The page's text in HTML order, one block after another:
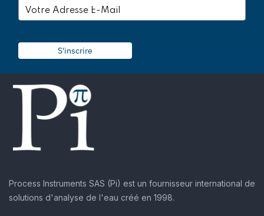
S'inscrire
Process Instruments SAS (Pi) est un fournisseur international de
solutions d'analyse de l'eau créé en 1998.